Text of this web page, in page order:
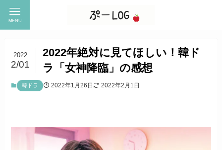
MENU
2022年絶対に見てほしい！韓ド
ラ「女神降臨」の感想
2022
2/01
韓ドラ 2022年1月26日 2022年2月1日